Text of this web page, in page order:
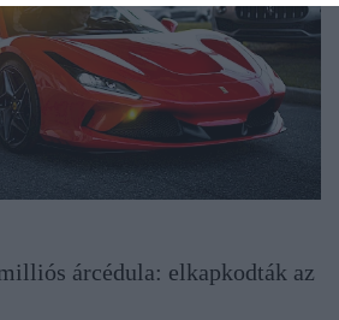
árcédula: elkapkodták az